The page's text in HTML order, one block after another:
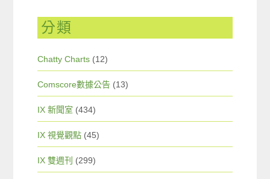
分類
Chatty Charts (12)
Comscore數據公告 (13)
IX 新聞室 (434)
IX 視覺觀點 (45)
IX 雙週刊 (299)